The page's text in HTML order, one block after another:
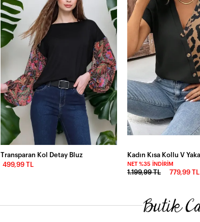
Transparan Kol Detay Bluz
499,99 TL
NET %35 İNDIRIM
1.199,99 TL 779,99 TL